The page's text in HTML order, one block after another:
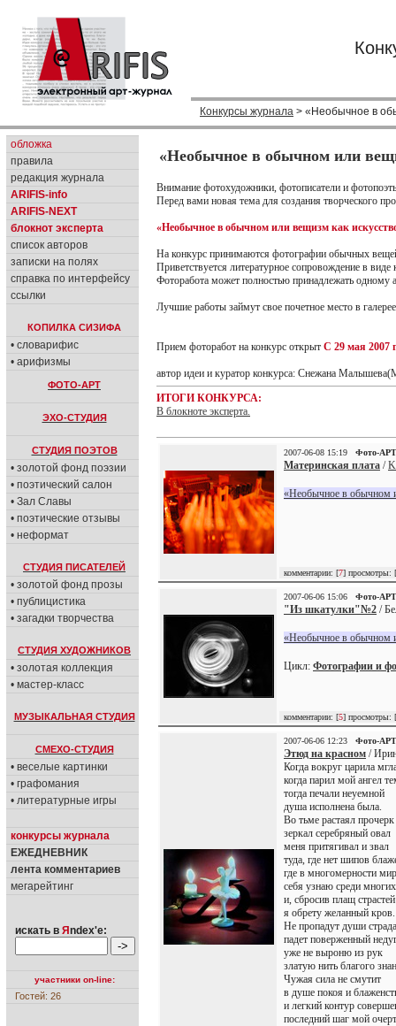
Конкурсы журнала > «Необычное в
обложка
правила
редакция журнала
ARIFIS-info
ARIFIS-NEXT
блокнот эксперта
список авторов
записки на полях
справка по интерфейсу
ссылки
КОПИЛКА СИЗИФА
• словарифис
• арифизмы
ФОТО-АРТ
ЭХО-СТУДИЯ
СТУДИЯ ПОЭТОВ
• золотой фонд поэзии
• поэтический салон
• Зал Славы
• поэтические отзывы
• неформат
СТУДИЯ ПИСАТЕЛЕЙ
• золотой фонд прозы
• публицистика
• загадки творчества
СТУДИЯ ХУДОЖНИКОВ
• золотая коллекция
• мастер-класс
МУЗЫКАЛЬНАЯ СТУДИЯ
СМЕХО-СТУДИЯ
• веселые картинки
• графомания
• литературные игры
конкурсы журнала
ЕЖЕДНЕВНИК
лента комментариев
мегарейтинг
искать в Я ndex'е:
участники on-line:
Гостей: 26
«Необычное в обычном или
Внимание фотохудожники, фотописатели и
Перед вами новая тема для создания творческого
«Необычное в обычном или вещизм как
На конкурс принимаются фотографии обычных
Приветствуется литературное сопровождение в
Фоторабота может полностью принадлежать одному
Лучшие работы займут свое почетное место в
Прием фоторабот на конкурс открыт С 29 мая 2007
автор идеи и куратор конкурса: Снежана
ИТОГИ КОНКУРСА:
В блокноте эксперта.
2007-06-08 15:19 Фото-АРТ
Материнская плата /
«Необычное в обычном
комментарии: [7] просмотры: [
2007-06-06 15:06 Фото-АРТ
"Из шкатулки"№2 /
«Необычное в обычном
Цикл: Фотографии и
комментарии: [5] просмотры: [
2007-06-06 12:23 Фото-АРТ
Этюд на красном /
Когда вокруг царила
когда парил мой ангел
тогда печали неуемной
душа исполнена была.
Во тьме растаял прочерк
зеркал серебряный овал
меня притягивал и звал
туда, где нет шипов
где в многомерности
себя узнаю среди многих
и, сбросив плащ
я обрету желанный кров.
Не пропадут души
падет поверженный
уже не выроню из рук
златую нить благого
Чужая сила не смутит
в душе покоя и
и легкий контур
последний шаг мой